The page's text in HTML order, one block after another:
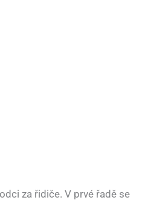
za řidiče. V prvé řadě se